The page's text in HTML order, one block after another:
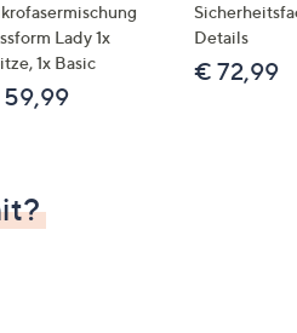
Lady 1x
1x Basic
Details
€ 72,99